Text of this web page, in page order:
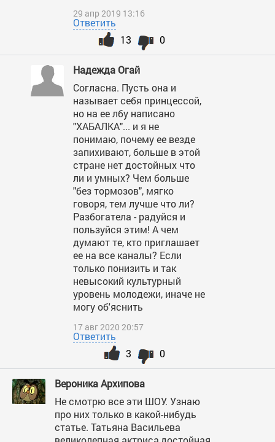
29 апр 2019 13:16
Ответить
0
13
Надежда Огай
Согласна. Пусть она и
называет себя принцессой,
но на ее лбу написано
"ХАБАЛКА"... и я не
понимаю, почему ее везде
запихивают, больше в этой
стране нет достойных что
ли и умных? Чем больше
"без тормозов", мягко
говоря, тем лучше что ли?
Разбогатела - радуйся и
пользуйся этим! А чем
думают те, кто приглашает
ее на все каналы? Если
только понизить и так
невысокий культурный
уровень молодежи, иначе не
могу об'яснить
17 авг 2020 20:57
Ответить
0
3
Вероника Архипова
Не смотрю все эти ШОУ. Узнаю
про них только в какой-нибудь
статье. Татьяна Васильева